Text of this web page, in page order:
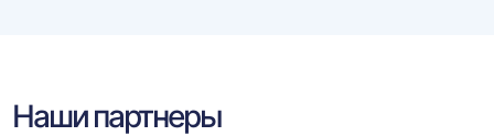
Наши партнеры